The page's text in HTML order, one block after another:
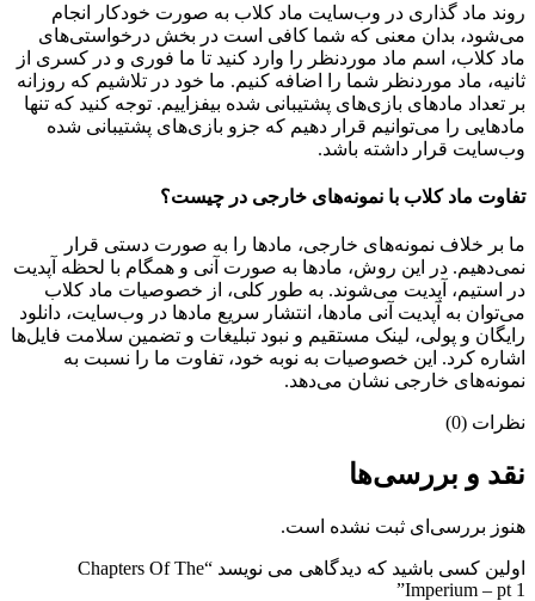
روند ماد گذاری در وب‌سایت ماد کلاب به صورت خودکار انجام
می‌شود، بدان معنی که شما کافی است در بخش درخواستی‌های
ماد کلاب، اسم ماد موردنظر را وارد کنید تا ما فوری و در کسری از
ثانیه، ماد موردنظر شما را اضافه کنیم. ما خود در تلاشیم که روزانه
بر تعداد مادهای بازی‌های پشتیبانی شده بیفزاییم. توجه کنید که تنها
مادهایی را می‌توانیم قرار دهیم که جزو بازی‌های پشتیبانی شده
وب‌سایت قرار داشته باشد.
تفاوت ماد کلاب با نمونه‌های خارجی در چیست؟
ما بر خلاف نمونه‌های خارجی، مادها را به صورت دستی قرار
نمی‌دهیم. در این روش، مادها به صورت آنی و همگام با لحظه آپدیت
در استیم، آپدیت می‌شوند. به طور کلی، از خصوصیات ماد کلاب
می‌‌توان به آپدیت آنی مادها، انتشار سریع مادها در وب‌سایت، دانلود
رایگان و پولی، لینک مستقیم و نبود تبلیغات و تضمین سلامت فایل‌ها
اشاره کرد. این خصوصیات به نوبه خود، تفاوت ما را نسبت به
نمونه‌های خارجی نشان می‌دهد.
نظرات (0)
نقد و بررسی‌ها
هنوز بررسی‌ای ثبت نشده است.
اولین کسی باشید که دیدگاهی می نویسد “Chapters Of The
Imperium – pt 1”